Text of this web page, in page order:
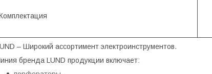
– Широкий ассортимент электроинструментов.
бренда LUND продукции включает: